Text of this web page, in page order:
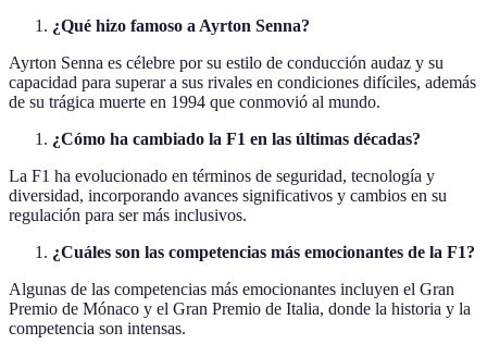
¿Qué hizo famoso a Ayrton Senna?
Ayrton Senna es célebre por su estilo de conducción audaz y su
capacidad para superar a sus rivales en condiciones difíciles, además
de su trágica muerte en 1994 que conmovió al mundo.
¿Cómo ha cambiado la F1 en las últimas décadas?
La F1 ha evolucionado en términos de seguridad, tecnología y
diversidad, incorporando avances significativos y cambios en su
regulación para ser más inclusivos.
¿Cuáles son las competencias más emocionantes de la F1?
Algunas de las competencias más emocionantes incluyen el Gran
Premio de Mónaco y el Gran Premio de Italia, donde la historia y la
competencia son intensas.